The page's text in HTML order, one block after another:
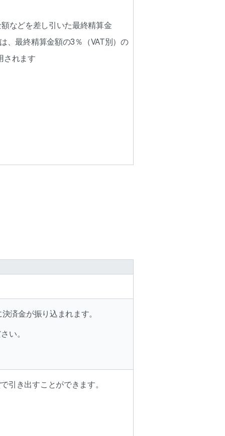
などを差し引いた最終精算金
、最終精算金額の3％（VAT別）の
されます
済金が振り込まれます。
い。
引き出すことができます。